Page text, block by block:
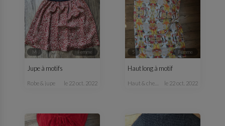
M femme
Jupe à motifs
robe & jupe le 22 oct. 2022
S femme
Haut long à motif
haut & chemisier le 22 oct. 2022